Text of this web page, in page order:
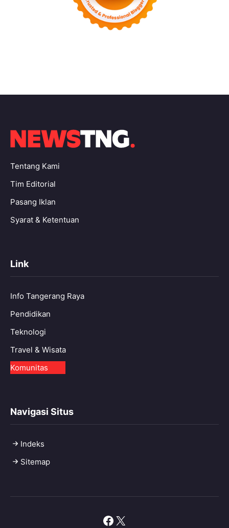
Tentang Kami
Tim Editorial
Pasang Iklan
Syarat & Ketentuan
Link
Info Tangerang Raya
Pendidikan
Teknologi
Travel & Wisata
Komunitas
Navigasi Situs
Indeks
Sitemap
Facebook
X